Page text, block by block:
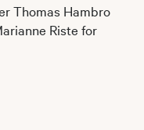
Thomas Hambro
Riste for